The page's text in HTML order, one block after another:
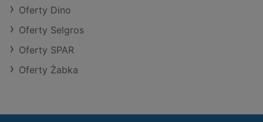
Oferty Dino
Oferty Selgros
Oferty SPAR
Oferty Żabka